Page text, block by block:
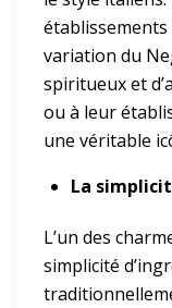
variation du
spiritueux et
ou à leur
une véritable
La
L’un des
simplicité